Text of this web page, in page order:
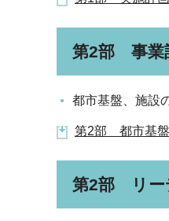
第2部 事業
都市基盤、施設
第2部 都市基盤
第2部 リー